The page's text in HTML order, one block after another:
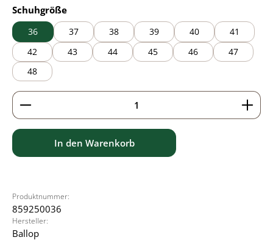
Schuhgrößeauswählen
36 37 38 39 40
41
42
43 44 45 46
47
48
Produkt Anzahl: Gib den gewünschten Wert ein
In den Warenkorb
Produktnummer:
859250036
Hersteller:
Ballop